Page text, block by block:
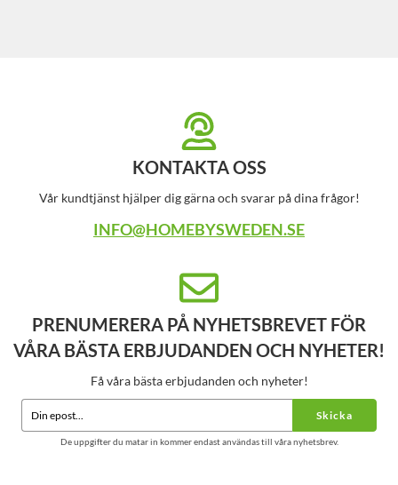
KONTAKTA OSS
Vår kundtjänst hjälper dig gärna och svarar på dina frågor!
INFO@HOMEBYSWEDEN.SE
PRENUMERERA PÅ NYHETSBREVET FÖR
VÅRA BÄSTA ERBJUDANDEN OCH NYHETER!
Få våra bästa erbjudanden och nyheter!
Skicka
De uppgifter du matar in kommer endast användas till våra nyhetsbrev.